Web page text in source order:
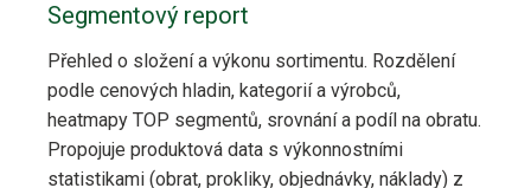
Segmentový report
Přehled o složení a výkonu sortimentu. Rozdělení
podle cenových hladin, kategorií a výrobců,
heatmapy TOP segmentů, srovnání a podíl na obratu.
Propojuje produktová data s výkonnostními
statistikami (obrat, prokliky, objednávky, náklady) z